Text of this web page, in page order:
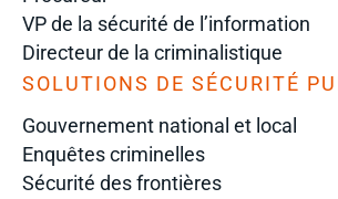
VP de la sécurité de l’information
Directeur de la criminalistique
SOLUTIONS DE SÉCURITÉ
Gouvernement national et local
Enquêtes criminelles
Sécurité des frontières